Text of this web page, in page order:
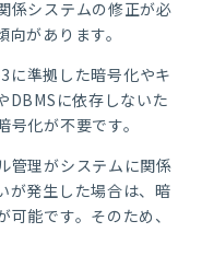
係システムの修正が必
があります。
に準拠した暗号化やキ
DBMSに依存しないた
化が不要です。
管理がシステムに関係
が発生した場合は、暗
能です。そのため、